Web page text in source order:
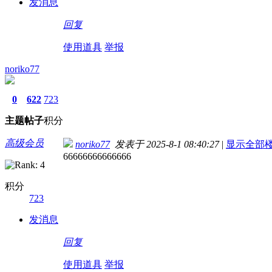
发消息
回复
使用道具 举报
noriko77
0
主题
622
帖子
723
积分
高级会员
积分
723
发消息
noriko77发表于 2025-8-1 08:40:27 | 显示全部
66666666666666
回复
使用道具 举报